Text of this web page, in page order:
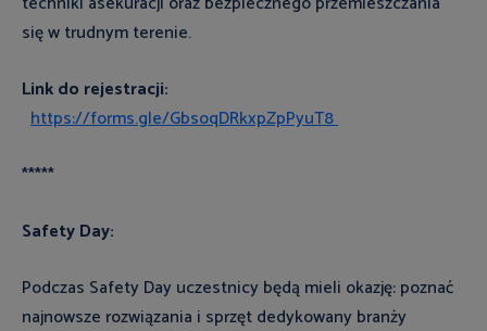
się w trudnym terenie.
Link do rejestracji:
https://forms.gle/GbsoqDRkxpZpPyuT8
*****
Safety Day:
Podczas Safety Day uczestnicy będą mieli okazję: poznać
najnowsze rozwiązania i sprzęt dedykowany branży